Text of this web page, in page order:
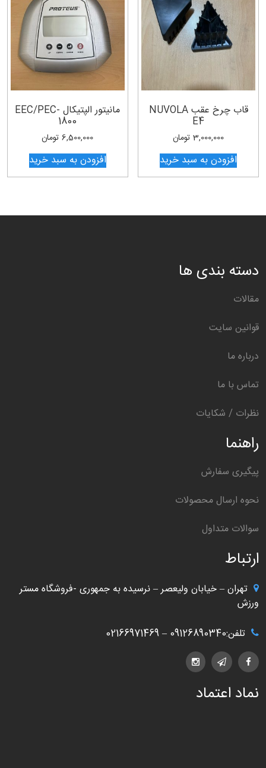
قاب چرخ عقب NUVOLA
E4
3,000,000 تومان
افزودن به سبد خرید
مانیتور الپتیکال EEC/PEC-
1800
6,500,000 تومان
افزودن به سبد خرید
دسته بندی ها
مقالات
قوانین سایت
درباره ما
تماس با ما
نظرات / شکایات
راهنما
پیگیری سفارش
نحوه ارسال محصولات
سوالات متداول
ارتباط
تهران – خیابان ولیعصر – نرسیده به جمهوری -فروشگاه مستر
ورزش
تلفن:09126890340 – 02166971469
نماد اعتماد